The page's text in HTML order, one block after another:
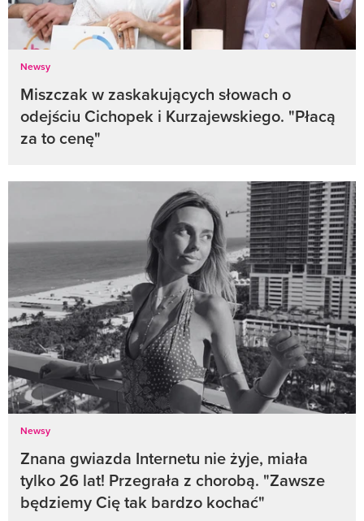
Newsy
Miszczak w zaskakujących słowach o
odejściu Cichopek i Kurzajewskiego. "Płacą
za to cenę"
Newsy
Znana gwiazda Internetu nie żyje, miała
tylko 26 lat! Przegrała z chorobą. "Zawsze
będziemy Cię tak bardzo kochać"